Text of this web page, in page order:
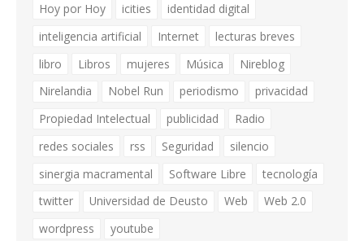
Hoy por Hoy
icities
identidad digital
inteligencia artificial
Internet
lecturas breves
libro
Libros mujeres Música
Nireblog
Nirelandia
Nobel Run periodismo
privacidad
Propiedad Intelectual
publicidad
Radio
redes sociales
rss Seguridad
silencio
sinergia macramental
Software Libre
tecnología
twitter
Universidad de Deusto Web
Web 2.0
wordpress
youtube